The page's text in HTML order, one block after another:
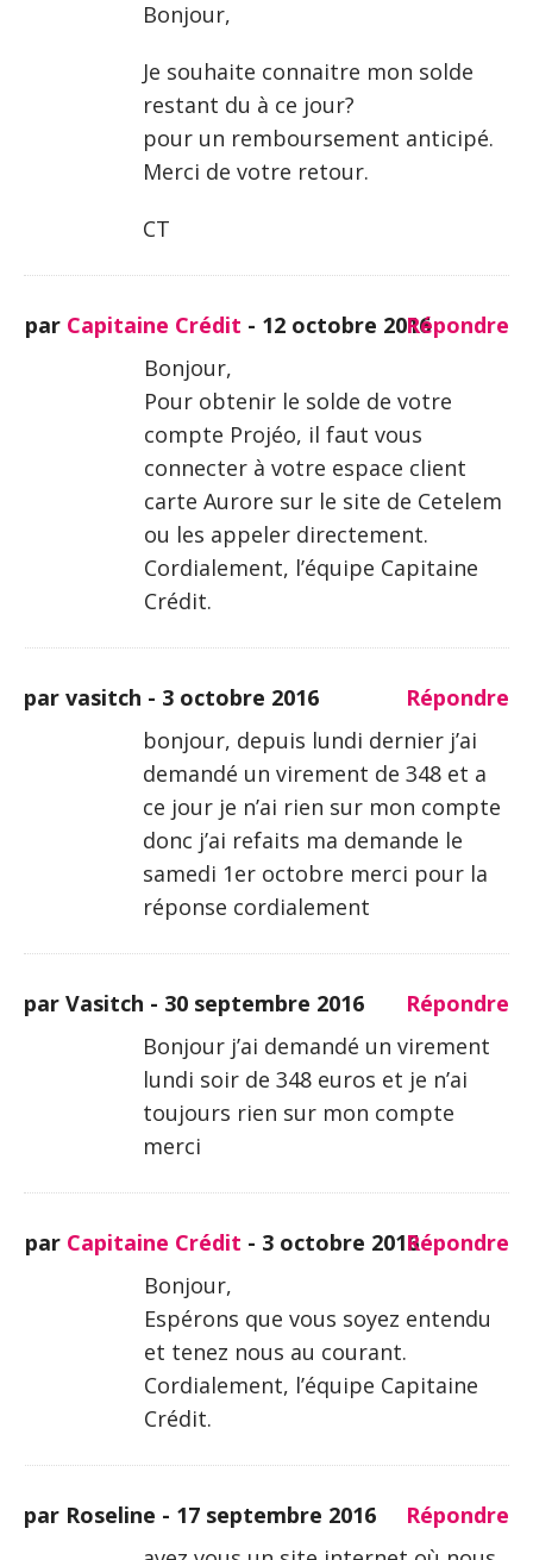
Bonjour,
Je souhaite connaitre mon solde
restant du à ce jour?
pour un remboursement anticipé.
Merci de votre retour.
CT
par Capitaine Crédit - 12 octobre 2016Répondre
Bonjour,
Pour obtenir le solde de votre
compte Projéo, il faut vous
connecter à votre espace client
carte Aurore sur le site de Cetelem
ou les appeler directement.
Cordialement, l’équipe Capitaine
Crédit.
par vasitch - 3 octobre 2016
Répondre
bonjour, depuis lundi dernier j’ai
demandé un virement de 348 et a
ce jour je n’ai rien sur mon compte
donc j’ai refaits ma demande le
samedi 1er octobre merci pour la
réponse cordialement
par Vasitch - 30 septembre 2016
Répondre
Bonjour j’ai demandé un virement
lundi soir de 348 euros et je n’ai
toujours rien sur mon compte
merci
par Capitaine Crédit - 3 octobre 2016Répondre
Bonjour,
Espérons que vous soyez entendu
et tenez nous au courant.
Cordialement, l’équipe Capitaine
Crédit.
par Roseline - 17 septembre 2016
Répondre